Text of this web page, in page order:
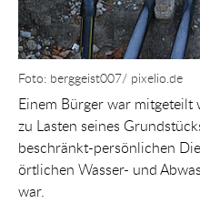
Foto: berggeist007/ pixelio.de
Einem Bürger war
zu Lasten seines
beschränkt-persönlichen
örtlichen Wasser- und
war.